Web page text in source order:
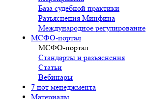
База судебной практики
Разъяснения Минфина
Международное регулирование
МСФО-портал
МСФО-портал
Стандарты и разъяснения
Статьи
Вебинары
7 нот менеджмента
Материалы